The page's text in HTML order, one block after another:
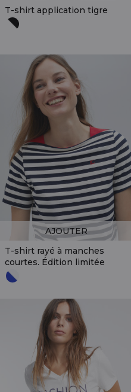
T-shirt application tigre
T-shirt rayé à manches
courtes. Édition limitée
AJOUTER